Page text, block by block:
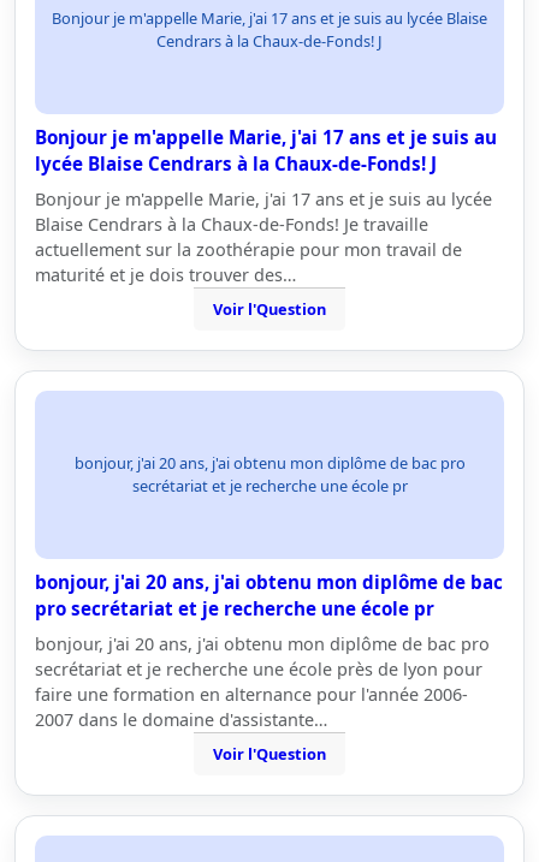
Bonjour je m'appelle Marie, j'ai 17 ans et je suis au lycée Blaise
Cendrars à la Chaux-de-Fonds! J
Bonjour je m'appelle Marie, j'ai 17 ans et je suis au
lycée Blaise Cendrars à la Chaux-de-Fonds! J
Bonjour je m'appelle Marie, j'ai 17 ans et je suis au lycée
Blaise Cendrars à la Chaux-de-Fonds! Je travaille
actuellement sur la zoothérapie pour mon travail de
maturité et je dois trouver des…
Voir l'Question
bonjour, j'ai 20 ans, j'ai obtenu mon diplôme de bac pro
secrétariat et je recherche une école pr
bonjour, j'ai 20 ans, j'ai obtenu mon diplôme de bac
pro secrétariat et je recherche une école pr
bonjour, j'ai 20 ans, j'ai obtenu mon diplôme de bac pro
secrétariat et je recherche une école près de lyon pour
faire une formation en alternance pour l'année 2006-
2007 dans le domaine d'assistante…
Voir l'Question